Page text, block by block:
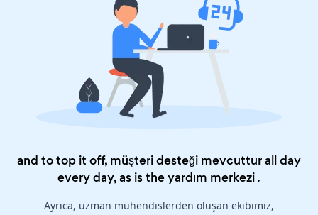
and to top it off, müşteri desteği mevcuttur all day
every day, as is theyardım merkezi.
Ayrıca, uzman mühendislerden oluşan ekibimiz,